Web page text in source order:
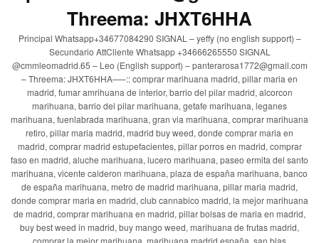
Threema: JHXT6HHA
Principal Whatsapp+34677084290 SIGNAL – yeffy (no english support) –
Secundario AttCliente Whatsapp +34666265550 SIGNAL
@cmmleomadrid.65 – Leo (English support) – panterarosa1772@gmail.com
– Threema: JHXT6HHA—–:: comprar marihuana madrid, pillar maria en
madrid, fumar amrihuana de interior, barrio del pilar madrid, alcorcon
marihuana, barrio del pilar marihuana, getafe marihuana, leganes
marihuana, fuenlabrada marihuana, gran via marihuana, comprar marihuana
retiro, pillar maria madrid, madrid buy weed, donde comprar maria en
madrid, comprar madrid estupefacientes, pillar porros en madrid, comprar
faso en madrid, aluche marihuana, lucero marihuana, paseo ermita del santo
marihuana, vicente calderon marihuana, plaza de españa marihuana, banco
de españa marihuana, metro de madrid marihuana, pillar maria madrid,
donde comprar maria en madrid, club cannabico madrid, la mejor marihuana
de madrid, comprar marihuana en madrid, pillar bolsas de maria en madrid,
buy best weed in madrid, buy mango weed, marihuana de frutas madrid,